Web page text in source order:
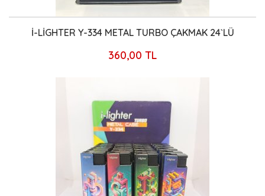
İ-LİGHTER Y-334 METAL TURBO ÇAKMAK 24`LÜ
360,00 TL